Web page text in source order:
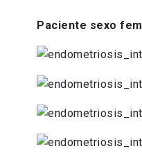
Paciente sexo